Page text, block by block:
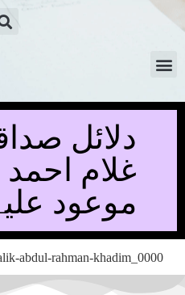
دلائل
غلام
موعود